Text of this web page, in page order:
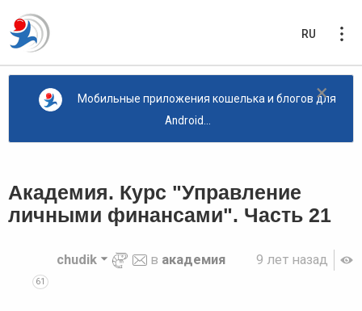
RU
×
Мобильные приложения кошелька и блогов для
Android...
Академия. Курс "Управление
личными финансами". Часть 21
9 лет назад
61
chudik в академия